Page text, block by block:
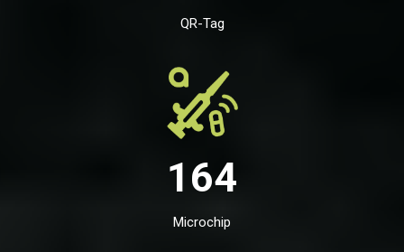
QR-Tag
164
Microchip